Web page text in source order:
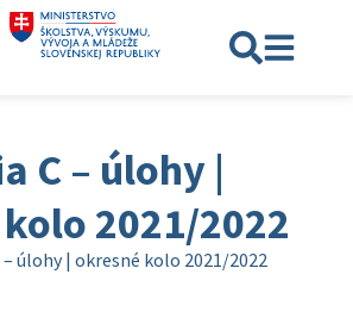
C – úlohy |
2021/2022
úlohy | okresné kolo 2021/2022